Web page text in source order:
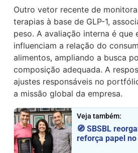
Outro vetor recente de
terapias à base de GLP-1,
peso. A avaliação interna é que
influenciam a relação do
alimentos, ampliando a busca
composição adequada. A
ajustes responsáveis no
a missão global da empresa.
Veja também:
🧭 SBSBL
reforça papel